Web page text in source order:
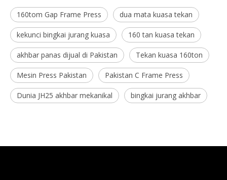
160tom Gap Frame Press dua mata kuasa tekan
kekunci bingkai jurang kuasa 160 tan kuasa tekan
akhbar panas dijual di Pakistan Tekan kuasa 160ton
Mesin Press Pakistan Pakistan C Frame Press
Dunia JH25 akhbar mekanikal bingkai jurang akhbar